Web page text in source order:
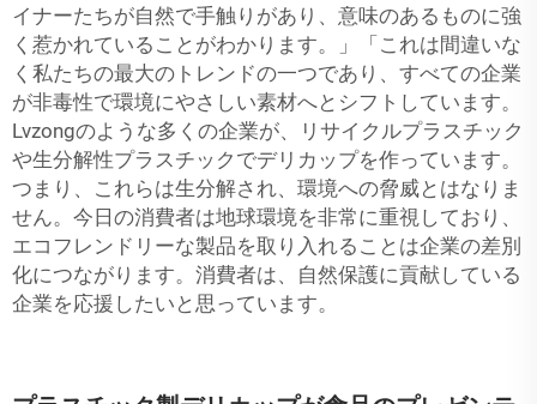
イナーたちが自然で手触りがあり、意味のあるものに強
く惹かれていることがわかります。」「これは間違いな
く私たちの最大のトレンドの一つであり、すべての企業
が非毒性で環境にやさしい素材へとシフトしています。
Lvzongのような多くの企業が、リサイクルプラスチック
や生分解性プラスチックでデリカップを作っています。
つまり、これらは生分解され、環境への脅威とはなりま
せん。今日の消費者は地球環境を非常に重視しており、
エコフレンドリーな製品を取り入れることは企業の差別
化につながります。消費者は、自然保護に貢献している
企業を応援したいと思っています。